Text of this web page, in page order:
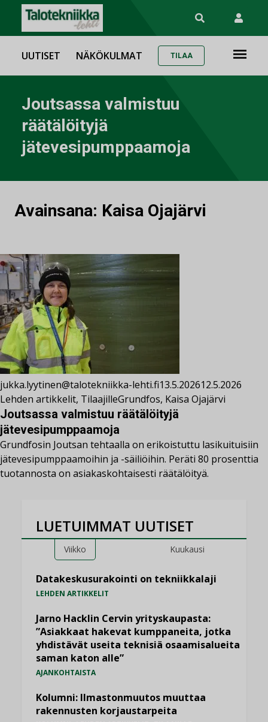
UUTISET NÄKÖKULMAT TILAA
Joutsassa valmistuu
räätälöityjä
jätevesipumppaamoja
Avainsana: Kaisa Ojajärvi
jukka.lyytinen@talotekniikka-lehti.fi13.5.202612.5.2026
Lehden artikkelit, TilaajilleGrundfos, Kaisa Ojajärvi
Joutsassa valmistuu räätälöityjä
jätevesipumppaamoja
Grundfosin Joutsan tehtaalla on erikoistuttu lasikuituisiin
jätevesipumppaamoihin ja -säiliöihin. Peräti 80 prosenttia
tuotannosta on asiakaskohtaisesti räätälöityä.
LUETUIMMAT UUTISET
Viikko Kuukausi
Datakeskusurakointi on tekniikkalaji
LEHDEN ARTIKKELIT
Jarno Hacklin Cervin yrityskaupasta:
”Asiakkaat hakevat kumppaneita, jotka
yhdistävät useita teknisiä osaamisalueita
saman katon alle”
AJANKOHTAISTA
Kolumni: Ilmastonmuutos muuttaa
rakennusten korjaustarpeita